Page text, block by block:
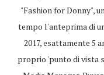
"Fashion for Donny",
tempo l'anteprima di
2017, esattamente 5
proprio 'punto di vista